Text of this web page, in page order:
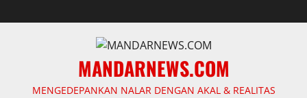
MANDARNEWS.COM
MENGEDEPANKAN NALAR DENGAN AKAL & REALITAS